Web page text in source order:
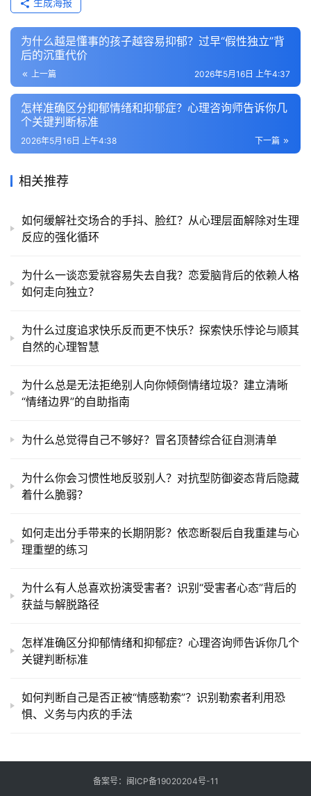
生成海报
为什么越是懂事的孩子越容易抑郁？过早“假性独立”背
后的沉重代价
上一篇 2026年5月16日 上午4:37
怎样准确区分抑郁情绪和抑郁症？心理咨询师告诉你几
个关键判断标准
下一篇
2026年5月16日 上午4:38
相关推荐
如何缓解社交场合的手抖、脸红？从心理层面解除对生理
反应的强化循环
为什么一谈恋爱就容易失去自我？恋爱脑背后的依赖人格
如何走向独立？
为什么过度追求快乐反而更不快乐？探索快乐悖论与顺其
自然的心理智慧
为什么总是无法拒绝别人向你倾倒情绪垃圾？建立清晰
“情绪边界”的自助指南
为什么总觉得自己不够好？冒名顶替综合征自测清单
为什么你会习惯性地反驳别人？对抗型防御姿态背后隐藏
着什么脆弱？
如何走出分手带来的长期阴影？依恋断裂后自我重建与心
理重塑的练习
为什么有人总喜欢扮演受害者？识别“受害者心态”背后的
获益与解脱路径
怎样准确区分抑郁情绪和抑郁症？心理咨询师告诉你几个
关键判断标准
如何判断自己是否正被“情感勒索”？识别勒索者利用恐
惧、义务与内疚的手法
备案号： 闽ICP备19020204号-11